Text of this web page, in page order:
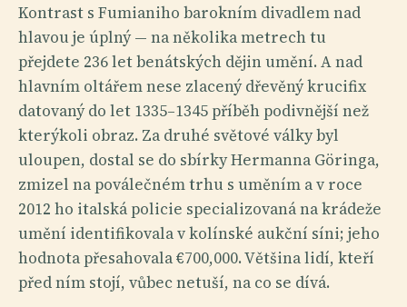
Kontrast s Fumianiho barokním divadlem nad
hlavou je úplný — na několika metrech tu
přejdete 236 let benátských dějin umění. A nad
hlavním oltářem nese zlacený dřevěný krucifix
datovaný do let 1335–1345 příběh podivnější než
kterýkoli obraz. Za druhé světové války byl
uloupen, dostal se do sbírky Hermanna Göringa,
zmizel na poválečném trhu s uměním a v roce
2012 ho italská policie specializovaná na krádeže
umění identifikovala v kolínské aukční síni; jeho
hodnota přesahovala €700,000. Většina lidí, kteří
před ním stojí, vůbec netuší, na co se dívá.